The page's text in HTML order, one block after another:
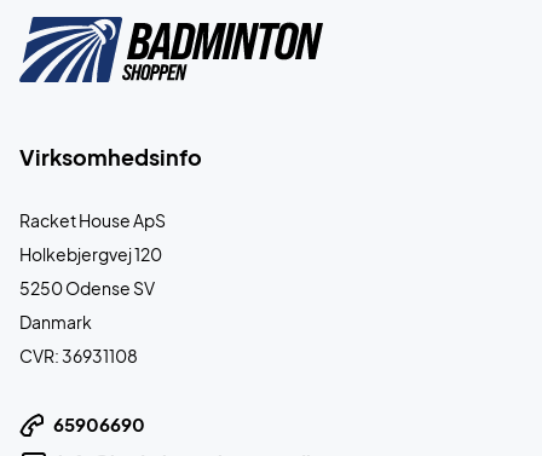
Virksomhedsinfo
Racket House ApS
Holkebjergvej 120
5250 Odense SV
Danmark
CVR: 36931108
65906690